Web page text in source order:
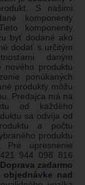
S našimi
komponenty
komponenty
byť dodané ako
dodať s určitým
daným
nového produktu
ponúkaných
produkty môžu
Predajca má na
od každého
sa odvíja od
a počtu
produktu
Pre upresnenie
944 098 816
zadarmo
nad